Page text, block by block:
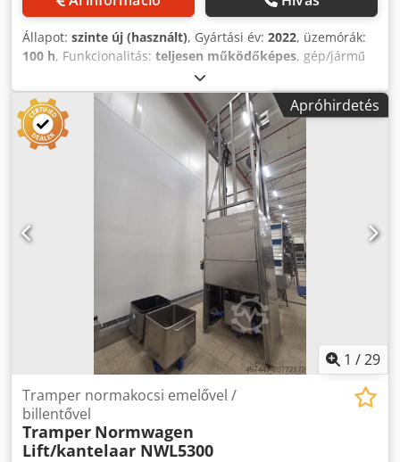
gyártóknak, akik bevált és hatékony tálcaadagolási
rendszert keresnek.
Állapot: szinte új (használt), Gyártási év: 2022, üzemórák:
100 h, Funkcionalitás: teljesen működőképes, gép/jármű
, utolsó nagyjavítás éve:
egy korszerű automata csomagolórendszer, amely
megkönnyíti a termékek szortírozását és berakodását Tray
& Lid, valamint Wraparound dobozokba. Különösen
alkalmas konzervdobozok, tasakok, szeletelt hús vagy sajt
csomagolására. Ez a konkrét VIPER TL SZINTE ÚJ állapotú,
kizárólag néhányszor volt bemutatva DEMÓ gépként
nemzetközi szakkiállításokon. Gép adatai: VIPER TL,
kapacitás 6–10 doboz/perc Gyártható doboztípusok: Nagy
tray & lid: HXSZM 398×354×178 vagy 143 mm Kis tray & lid:
HXSZM 398×266×178 vagy 143 mm Lidl wraparound doboz:
HXSZM 398×354×143 mm Az első két változat tray & lid
(külön doboz és fedél), a harmadik pedig hagyományos
wraparound típus, amely perforációval is rendelhető
kiállítási célra. Chsdpex Ttywsfx Aa Doa
Apróhirdetés
1 /29
Tramper normakocsi emelővel /
billentővel
Tramper Normwagen
Lift/kantelaar NWL5300